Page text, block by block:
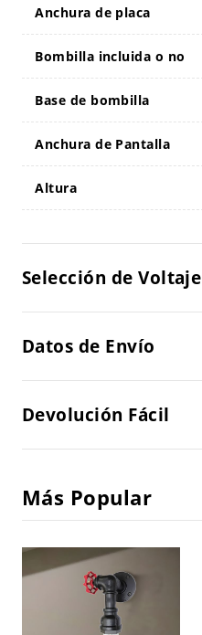
Anchura de placa
Bombilla incluida o no
Base de bombilla
Anchura de Pantalla
Altura
Selección de Voltaje
Datos de Envío
Devolución Fácil
Más Popular